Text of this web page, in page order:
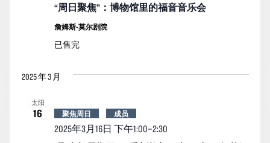
“周日聚焦”：博物馆里的福音音乐会
詹姆斯-莫尔剧院
已售完
2025 年 3 月
太阳
16
2025年3月16日 下午1:00–2:30
聚焦周日 成员